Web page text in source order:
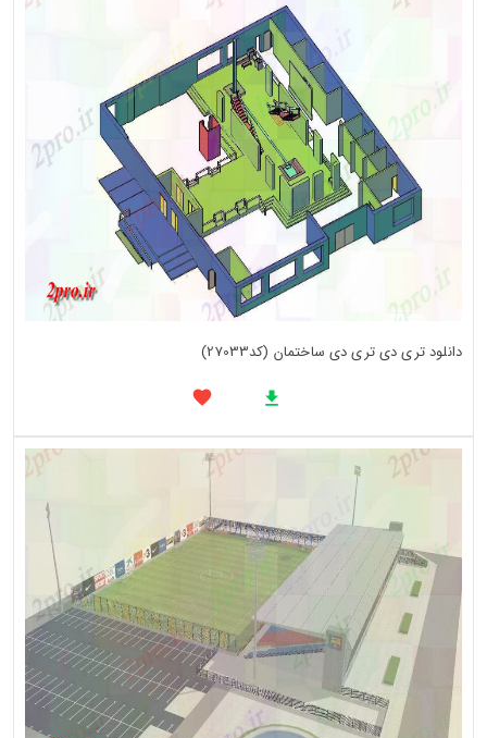
دانلود تری دی تری دی ساختمان (کد27033)